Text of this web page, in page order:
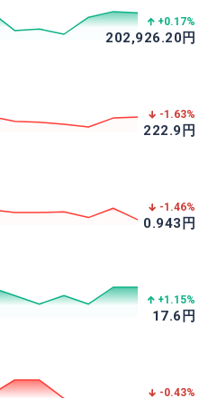
+0.17%
202,926.20円
-1.63%
222.9 円
-1.46%
0.943 円
+1.15%
17.6 円
-0.43%